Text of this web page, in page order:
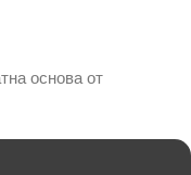
основа от